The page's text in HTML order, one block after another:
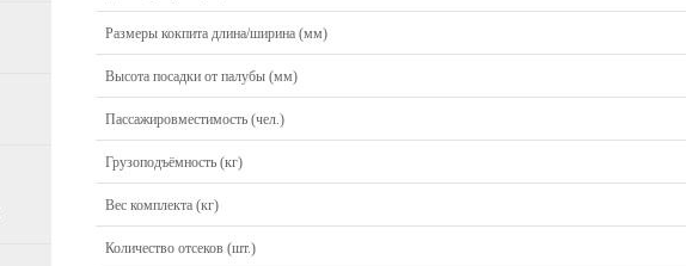
Размеры кокпита длина/ширина (мм)
Высота посадки от палубы (мм)
Пассажировместимость (чел.)
Грузоподъёмность (кг)
Вес комплекта (кг)
Количество отсеков (шт.)